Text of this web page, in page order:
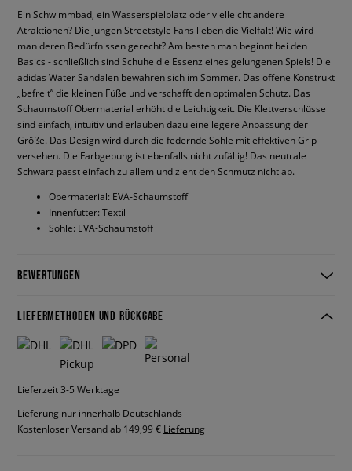
Ein Schwimmbad, ein Wasserspielplatz oder vielleicht andere
Atraktionen? Die jungen Streetstyle Fans lieben die Vielfalt! Wie wird
man deren Bedürfnissen gerecht? Am besten man beginnt bei den
Basics - schließlich sind Schuhe die Essenz eines gelungenen Spiels! Die
adidas Water Sandalen bewähren sich im Sommer. Das offene Konstrukt
„befreit” die kleinen Füße und verschafft den optimalen Schutz. Das
Schaumstoff Obermaterial erhöht die Leichtigkeit. Die Klettverschlüsse
sind einfach, intuitiv und erlauben dazu eine legere Anpassung der
Größe. Das Design wird durch die federnde Sohle mit effektiven Grip
versehen. Die Farbgebung ist ebenfalls nicht zufällig! Das neutrale
Schwarz passt einfach zu allem und zieht den Schmutz nicht ab.
Obermaterial: EVA-Schaumstoff
Innenfutter: Textil
Sohle: EVA-Schaumstoff
BEWERTUNGEN
LIEFERMETHODEN UND RÜCKGABE
Lieferzeit 3-5 Werktage
Lieferung nur innerhalb Deutschlands
Kostenloser Versand ab 149,99 € Lieferung